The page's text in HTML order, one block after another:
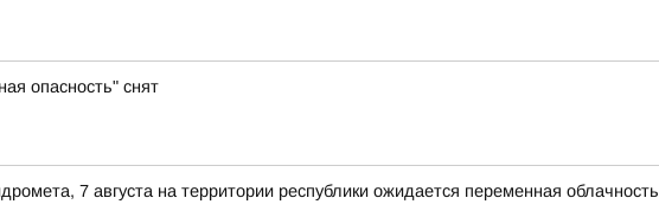
опасность" снят
7 августа на территории республики ожидается переменная облачность